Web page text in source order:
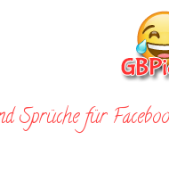
Sprüche für